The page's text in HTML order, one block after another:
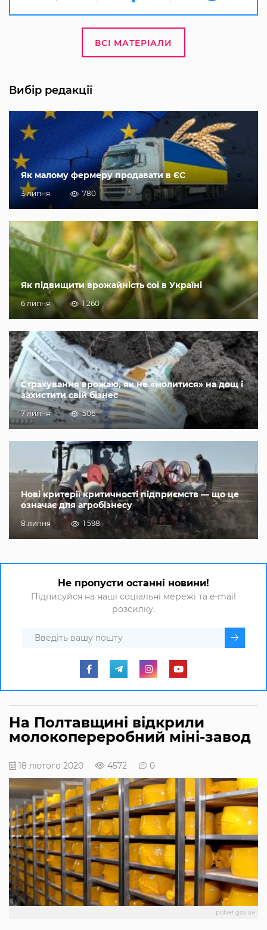
ВСІ МАТЕРІАЛИ
Вибір редакції
Як малому фермеру продавати в ЄС
3 липня 780
Як підвищити врожайність сої в Україні
6 липня 1 260
Страхування врожаю, як не «молитися» на дощ і
захистити свій бізнес
7 липня 506
Нові критерії критичності підприємств — що це
означає для агробізнесу
8 липня 1 598
Не пропусти останні новини!
Підписуйся на наші соціальні мережі та e-mail
розсилку.
На Полтавщині відкрили
молокопереробний міні-завод
18 лютого 2020 4572 0
polvet.gov.ua